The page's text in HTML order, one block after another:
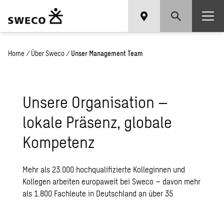
Home / Über Sweco / Unser Management Team
Unsere Organisation –
lokale Präsenz, globale
Kompetenz
Mehr als 23.000 hochqualifizierte Kolleginnen und
Kollegen arbeiten europaweit bei Sweco – davon mehr
als 1.800 Fachleute in Deutschland an über 35